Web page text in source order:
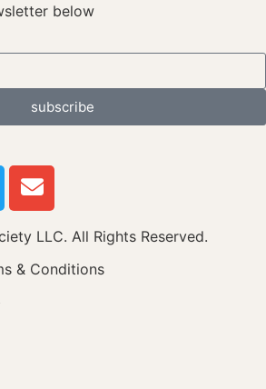
below
subscribe
LLC. All Rights Reserved.
& Conditions